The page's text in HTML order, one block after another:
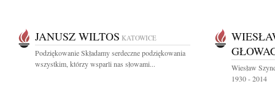
JANUSZ WILTOS KATOWICE
Podziękowanie Składamy serdeczne podziękowania
wszystkim, którzy wsparli nas słowami...
Wiesław
1930 - 2014